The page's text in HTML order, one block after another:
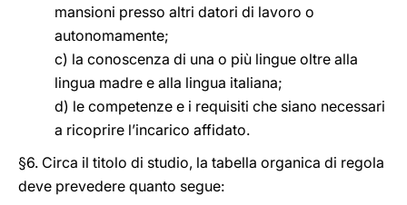
mansioni presso altri datori di lavoro o
autonomamente;
c) la conoscenza di una o più lingue oltre alla
lingua madre e alla lingua italiana;
d) le competenze e i requisiti che siano necessari
a ricoprire l’incarico affidato.
§6. Circa il titolo di studio, la tabella organica di regola
deve prevedere quanto segue: